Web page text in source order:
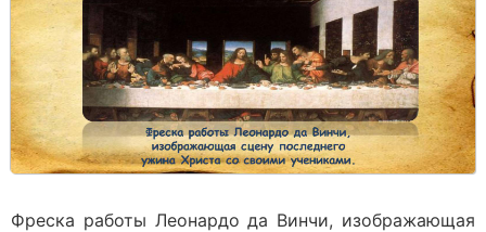
Фреска работы Леонардо да Винчи, изображающая